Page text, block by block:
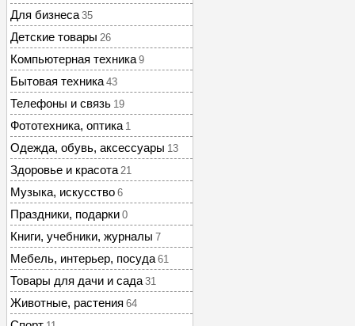
Для бизнеса 35
Детские товары 26
Компьютерная техника 9
Бытовая техника 43
Телефоны и связь 19
Фототехника, оптика 1
Одежда, обувь, аксессуары 13
Здоровье и красота 21
Музыка, искусство 6
Праздники, подарки 0
Книги, учебники, журналы 7
Мебель, интерьер, посуда 61
Товары для дачи и сада 31
Животные, растения 64